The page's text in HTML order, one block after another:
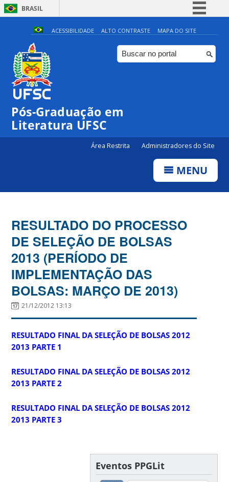
BRASIL
Simplifique!
Comunica BR
Participe
ACESSIBILIDADE ALTO CONTRASTE MAPA DO SITE
Pós-Graduação em
Literatura UFSC
Área Restrita Administradores do Site
MENU
RESULTADO DO PROCESSO
DE SELEÇÃO DE BOLSAS
2013 (PERÍODO DE
IMPLEMENTAÇÃO DAS
BOLSAS: MARÇO DE 2013)
21/12/2012 13:13
RESULTADO FINAL DA SELEÇÃO DE BOLSAS 2012
2013 PARTE 1
RESULTADO FINAL DA SELEÇÃO DE BOLSAS 2012
2013 PARTE 2
RESULTADO FINAL DA SELEÇÃO DE BOLSAS 2012
2013 PARTE 3
Eventos PPGLit